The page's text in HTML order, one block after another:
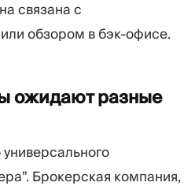
связана с
обзором в бэк-офисе.
ожидают разные
Брокерская компания,